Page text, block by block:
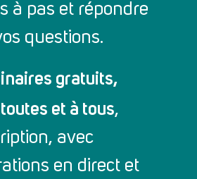
à pas et répondre
questions.
gratuits,
et à tous,
avec
en direct et